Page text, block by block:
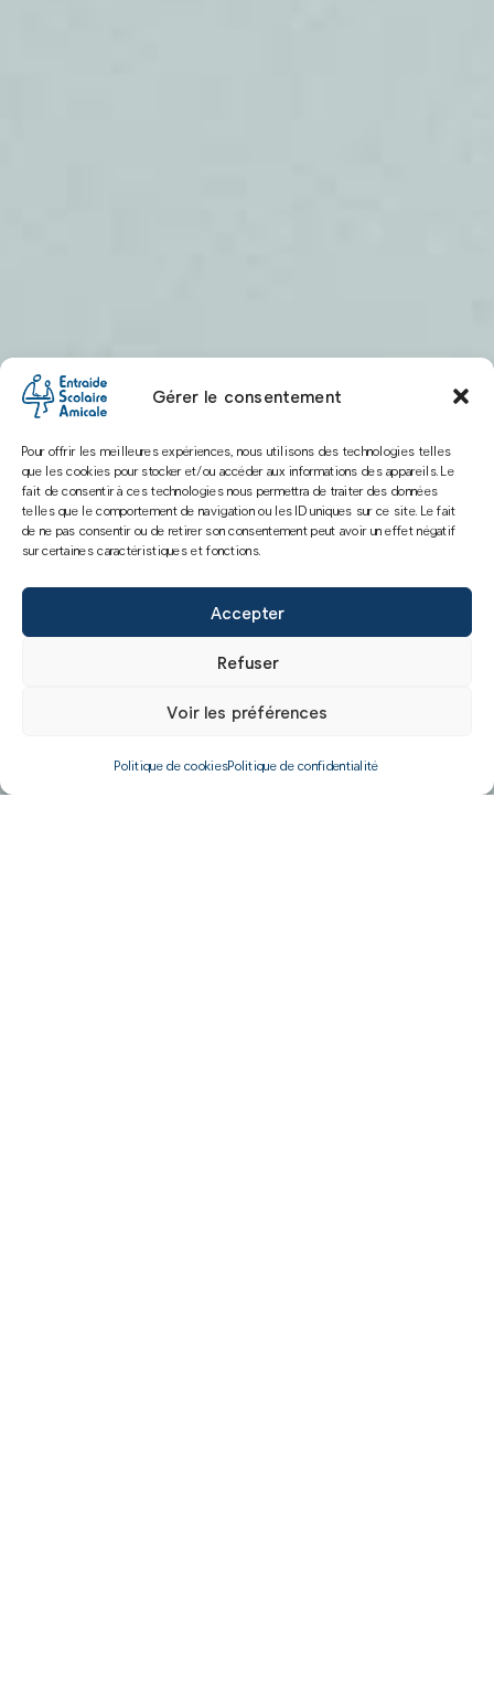
Gérer le consentement
Pour offrir les meilleures expériences, nous utilisons des technologies telles
que les cookies pour stocker et/ou accéder aux informations des appareils. Le
fait de consentir à ces technologies nous permettra de traiter des données
telles que le comportement de navigation ou les ID uniques sur ce site. Le fait
de ne pas consentir ou de retirer son consentement peut avoir un effet négatif
sur certaines caractéristiques et fonctions.
Accepter
Refuser
Voir les préférences
Politique de cookiesPolitique de confidentialité